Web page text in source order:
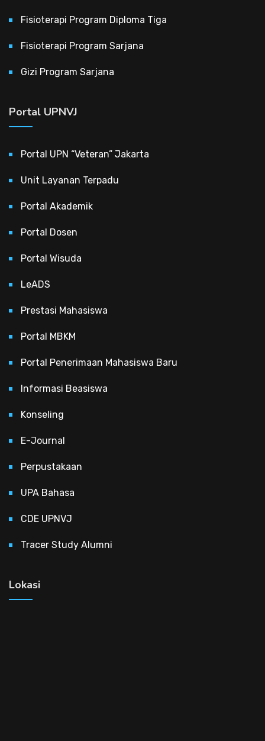
Fisioterapi Program Diploma Tiga
Fisioterapi Program Sarjana
Gizi Program Sarjana
Portal UPNVJ
Portal UPN “Veteran” Jakarta
Unit Layanan Terpadu
Portal Akademik
Portal Dosen
Portal Wisuda
LeADS
Prestasi Mahasiswa
Portal MBKM
Portal Penerimaan Mahasiswa Baru
Informasi Beasiswa
Konseling
E-Journal
Perpustakaan
UPA Bahasa
CDE UPNVJ
Tracer Study Alumni
Lokasi